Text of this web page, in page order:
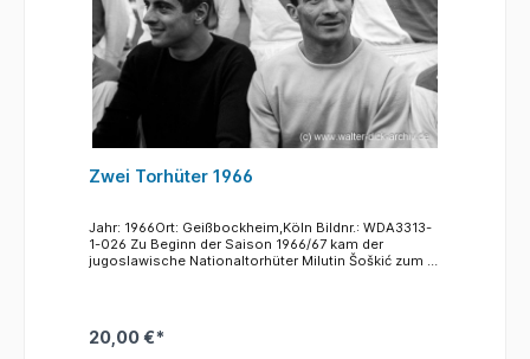
Zwei Torhüter 1966
Jahr: 1966Ort: Geißbockheim,Köln Bildnr.: WDA3313-
1-026 Zu Beginn der Saison 1966/67 kam der
jugoslawische Nationaltorhüter Milutin Šoškić zum 1.
seinen Verein Partizan Belgrad das Tor gehütet (1:2
gegen Real Madrid). Šoškić wurde die Nummer eins
20,00 €*